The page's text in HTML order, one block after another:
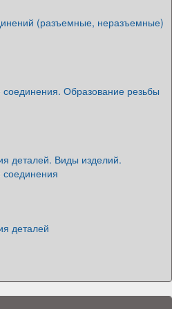
(разъемные, неразъемные)
соединения. Образование резьбы
деталей. Виды изделий.
соединения
деталей